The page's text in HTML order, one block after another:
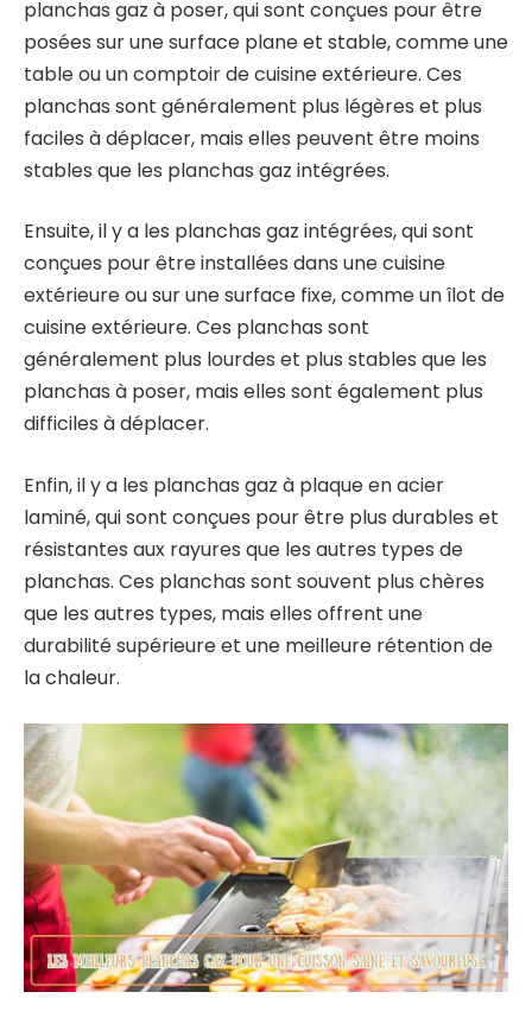
planchas gaz à poser, qui sont conçues pour être
posées sur une surface plane et stable, comme une
table ou un comptoir de cuisine extérieure. Ces
planchas sont généralement plus légères et plus
faciles à déplacer, mais elles peuvent être moins
stables que les planchas gaz intégrées.
Ensuite, il y a les planchas gaz intégrées, qui sont
conçues pour être installées dans une cuisine
extérieure ou sur une surface fixe, comme un îlot de
cuisine extérieure. Ces planchas sont
généralement plus lourdes et plus stables que les
planchas à poser, mais elles sont également plus
difficiles à déplacer.
Enfin, il y a les planchas gaz à plaque en acier
laminé, qui sont conçues pour être plus durables et
résistantes aux rayures que les autres types de
planchas. Ces planchas sont souvent plus chères
que les autres types, mais elles offrent une
durabilité supérieure et une meilleure rétention de
la chaleur.